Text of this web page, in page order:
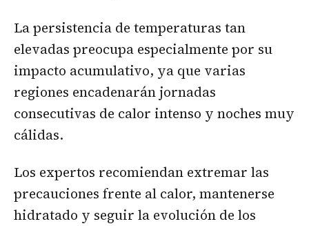
La persistencia de temperaturas tan
elevadas preocupa especialmente por su
impacto acumulativo, ya que varias
regiones encadenarán jornadas
consecutivas de calor intenso y noches muy
cálidas.
Los expertos recomiendan extremar las
precauciones frente al calor, mantenerse
hidratado y seguir la evolución de los